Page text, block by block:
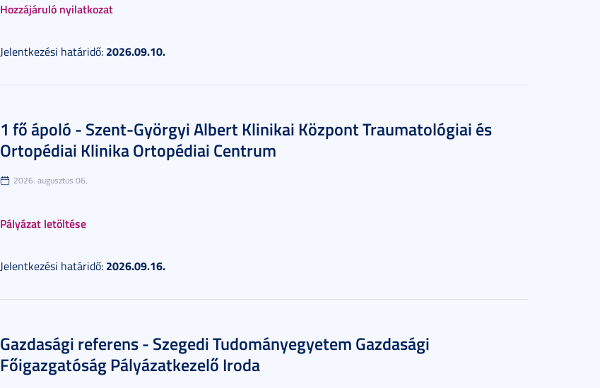
Hozzájáruló nyilatkozat
Jelentkezési határidő: 2026.09.10.
1 fő ápoló - Szent-Györgyi Albert Klinikai Központ Traumatológiai és
Ortopédiai Klinika Ortopédiai Centrum
2026. augusztus 06.
Pályázat letöltése
Jelentkezési határidő: 2026.09.16.
Gazdasági referens - Szegedi Tudományegyetem Gazdasági
Főigazgatóság Pályázatkezelő Iroda